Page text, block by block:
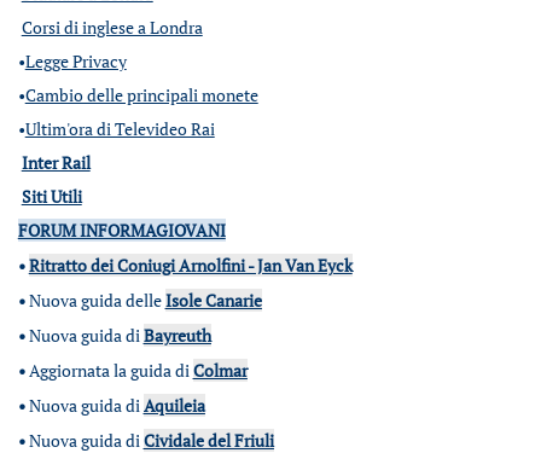
Corsi di inglese a Londra
•Legge Privacy
•Cambio delle principali monete
•Ultim'ora di Televideo Rai
Inter Rail
Siti Utili
FORUM INFORMAGIOVANI
•Ritratto dei Coniugi Arnolfini - Jan Van Eyck
•Nuova guida delleIsole Canarie
•Nuova guida diBayreuth
•Aggiornata la guida diColmar
•Nuova guida diAquileia
•Nuova guida diCividale del Friuli